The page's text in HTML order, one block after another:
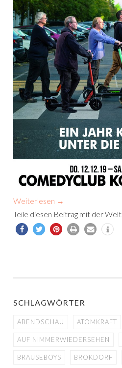
Weiterlesen →
Teile diesen Beitrag mit der Welt
SCHLAGWÖRTER
ABENDSCHAU ATOMKRAFT
AUF NIMMERWIEDERSEHEN
BRAUSEBOYS BROKDORF